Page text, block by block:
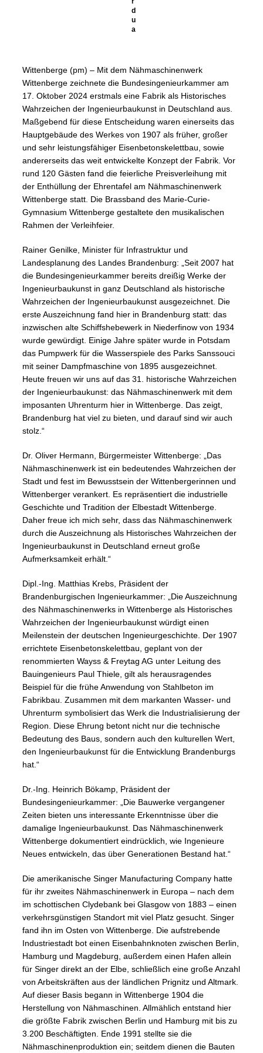
d
u
a
Wittenberge (pm) – Mit dem Nähmaschinenwerk
Wittenberge zeichnete die Bundesingenieurkammer am
17. Oktober 2024 erstmals eine Fabrik als Historisches
Wahrzeichen der Ingenieurbaukunst in Deutschland aus.
Maßgebend für diese Entscheidung waren einerseits das
Hauptgebäude des Werkes von 1907 als früher, großer
und sehr leistungsfähiger Eisenbetonskelettbau, sowie
andererseits das weit entwickelte Konzept der Fabrik. Vor
rund 120 Gästen fand die feierliche Preisverleihung mit
der Enthüllung der Ehrentafel am Nähmaschinenwerk
Wittenberge statt. Die Brassband des Marie-Curie-
Gymnasium Wittenberge gestaltete den musikalischen
Rahmen der Verleihfeier.
Rainer Genilke, Minister für Infrastruktur und
Landesplanung des Landes Brandenburg: „Seit 2007 hat
die Bundesingenieurkammer bereits dreißig Werke der
Ingenieurbaukunst in ganz Deutschland als historische
Wahrzeichen der Ingenieurbaukunst ausgezeichnet. Die
erste Auszeichnung fand hier in Brandenburg statt: das
inzwischen alte Schiffshebewerk in Niederfinow von 1934
wurde gewürdigt. Einige Jahre später wurde in Potsdam
das Pumpwerk für die Wasserspiele des Parks Sanssouci
mit seiner Dampfmaschine von 1895 ausgezeichnet.
Heute freuen wir uns auf das 31. historische Wahrzeichen
der Ingenieurbaukunst: das Nähmaschinenwerk mit dem
imposanten Uhrenturm hier in Wittenberge. Das zeigt,
Brandenburg hat viel zu bieten, und darauf sind wir auch
stolz.“
Dr. Oliver Hermann, Bürgermeister Wittenberge: „Das
Nähmaschinenwerk ist ein bedeutendes Wahrzeichen der
Stadt und fest im Bewusstsein der Wittenbergerinnen und
Wittenberger verankert. Es repräsentiert die industrielle
Geschichte und Tradition der Elbestadt Wittenberge.
Daher freue ich mich sehr, dass das Nähmaschinenwerk
durch die Auszeichnung als Historisches Wahrzeichen der
Ingenieurbaukunst in Deutschland erneut große
Aufmerksamkeit erhält.“
Dipl.-Ing. Matthias Krebs, Präsident der
Brandenburgischen Ingenieurkammer: „Die Auszeichnung
des Nähmaschinenwerks in Wittenberge als Historisches
Wahrzeichen der Ingenieurbaukunst würdigt einen
Meilenstein der deutschen Ingenieurgeschichte. Der 1907
errichtete Eisenbetonskelettbau, geplant von der
renommierten Wayss & Freytag AG unter Leitung des
Bauingenieurs Paul Thiele, gilt als herausragendes
Beispiel für die frühe Anwendung von Stahlbeton im
Fabrikbau. Zusammen mit dem markanten Wasser- und
Uhrenturm symbolisiert das Werk die Industrialisierung der
Region. Diese Ehrung betont nicht nur die technische
Bedeutung des Baus, sondern auch den kulturellen Wert,
den Ingenieurbaukunst für die Entwicklung Brandenburgs
hat.“
Dr.-Ing. Heinrich Bökamp, Präsident der
Bundesingenieurkammer: „Die Bauwerke vergangener
Zeiten bieten uns interessante Erkenntnisse über die
damalige Ingenieurbaukunst. Das Nähmaschinenwerk
Wittenberge dokumentiert eindrücklich, wie Ingenieure
Neues entwickeln, das über Generationen Bestand hat.“
Die amerikanische Singer Manufacturing Company hatte
für ihr zweites Nähmaschinenwerk in Europa – nach dem
im schottischen Clydebank bei Glasgow von 1883 – einen
verkehrsgünstigen Standort mit viel Platz gesucht. Singer
fand ihn im Osten von Wittenberge. Die aufstrebende
Industriestadt bot einen Eisenbahnknoten zwischen Berlin,
Hamburg und Magdeburg, außerdem einen Hafen allein
für Singer direkt an der Elbe, schließlich eine große Anzahl
von Arbeitskräften aus der ländlichen Prignitz und Altmark.
Auf dieser Basis begann in Wittenberge 1904 die
Herstellung von Nähmaschinen. Allmählich entstand hier
die größte Fabrik zwischen Berlin und Hamburg mit bis zu
3.200 Beschäftigten. Ende 1991 stellte sie die
Nähmaschinenproduktion ein; seitdem dienen die Bauten